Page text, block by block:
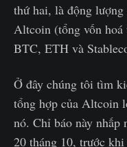
thứ hai, là động
Altcoin (tổng vốn hoá
BTC, ETH và
Ở đây chúng tôi tìm
tổng hợp của Altcoin
nó. Chỉ báo này nhấp
20 tháng 10, trước